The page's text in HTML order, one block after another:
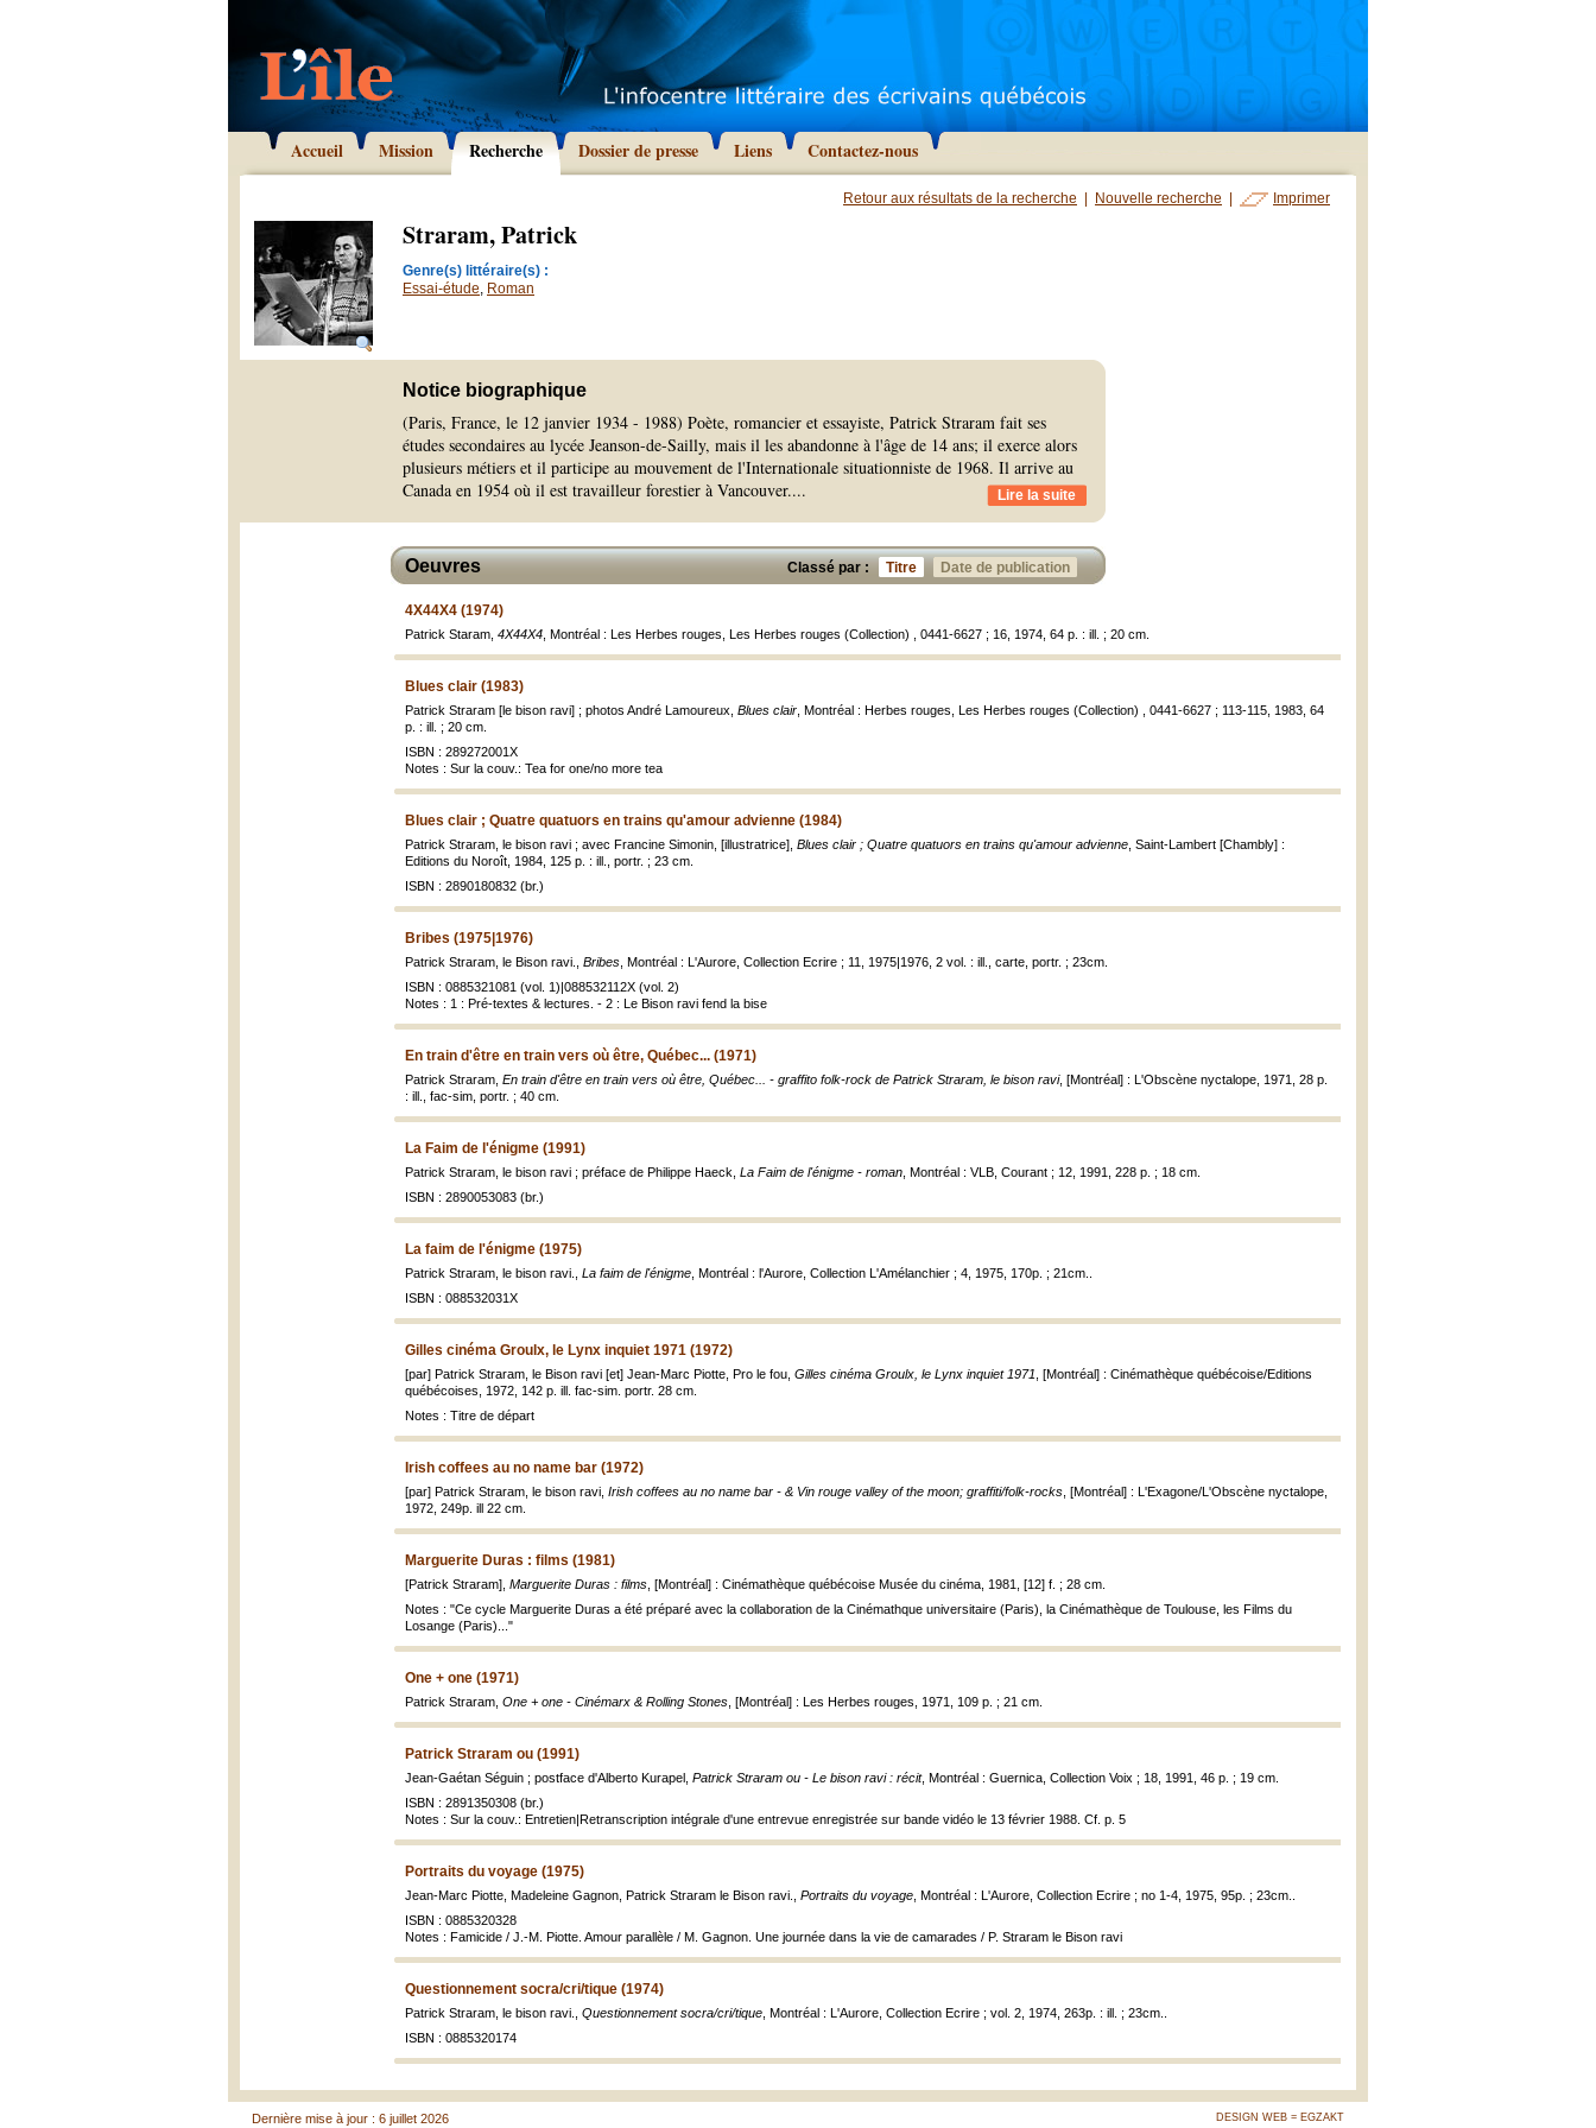
Accueil Mission Recherche Dossier de presse Liens Contactez-nous
Retour aux résultats de la recherche Nouvelle recherche Imprimer
Straram, Patrick
Genre(s) littéraire(s) :
Essai-étude, Roman
Notice biographique
(Paris, France, le 12 janvier 1934 - 1988) Poète, romancier et essayiste, Patrick Straram fait ses
études secondaires au lycée Jeanson-de-Sailly, mais il les abandonne à l'âge de 14 ans; il exerce alors
plusieurs métiers et il participe au mouvement de l'Internationale situationniste de 1968. Il arrive au
Canada en 1954 où il est travailleur forestier à Vancouver.... Lire la suite
Classé par : Titre Date de publication
Oeuvres
4X44X4 (1974)
Patrick Staram, 4X44X4 , Montréal : Les Herbes rouges, Les Herbes rouges (Collection) , 0441-6627 ; 16, 1974, 64 p. : ill. ; 20 cm.
Blues clair (1983)
Patrick Straram [le bison ravi] ; photos André Lamoureux, Blues clair , Montréal : Herbes rouges, Les Herbes rouges (Collection) , 0441-6627 ; 113-115, 1983, 64
p. : ill. ; 20 cm.
ISBN : 289272001X
Notes : Sur la couv.: Tea for one/no more tea
Blues clair ; Quatre quatuors en trains qu'amour advienne (1984)
Patrick Straram, le bison ravi ; avec Francine Simonin, [illustratrice], Blues clair ; Quatre quatuors en trains qu'amour advienne , Saint-Lambert [Chambly] :
Editions du Noroît, 1984, 125 p. : ill., portr. ; 23 cm.
ISBN : 2890180832 (br.)
Bribes (1975|1976)
Patrick Straram, le Bison ravi., Bribes , Montréal : L'Aurore, Collection Ecrire ; 11, 1975|1976, 2 vol. : ill., carte, portr. ; 23cm.
ISBN : 0885321081 (vol. 1)|088532112X (vol. 2)
Notes : 1 : Pré-textes & lectures. - 2 : Le Bison ravi fend la bise
En train d'être en train vers où être, Québec... (1971)
Patrick Straram, En train d'être en train vers où être, Québec... - graffito folk-rock de Patrick Straram, le bison ravi, [Montréal] : L'Obscène nyctalope, 1971, 28 p.
: ill., fac-sim, portr. ; 40 cm.
La Faim de l'énigme (1991)
Patrick Straram, le bison ravi ; préface de Philippe Haeck, La Faim de l'énigme - roman , Montréal : VLB, Courant ; 12, 1991, 228 p. ; 18 cm.
ISBN : 2890053083 (br.)
La faim de l'énigme (1975)
Patrick Straram, le bison ravi., La faim de l'énigme , Montréal : l'Aurore, Collection L'Amélanchier ; 4, 1975, 170p. ; 21cm..
ISBN : 088532031X
Gilles cinéma Groulx, le Lynx inquiet 1971 (1972)
[par] Patrick Straram, le Bison ravi [et] Jean-Marc Piotte, Pro le fou, Gilles cinéma Groulx, le Lynx inquiet 1971 , [Montréal] : Cinémathèque québécoise/Editions
québécoises, 1972, 142 p. ill. fac-sim. portr. 28 cm.
Notes : Titre de départ
Irish coffees au no name bar (1972)
[par] Patrick Straram, le bison ravi, Irish coffees au no name bar - & Vin rouge valley of the moon; graffiti/folk-rocks , [Montréal] : L'Exagone/L'Obscène nyctalope,
1972, 249p. ill 22 cm.
Marguerite Duras : films (1981)
[Patrick Straram], Marguerite Duras : films , [Montréal] : Cinémathèque québécoise Musée du cinéma, 1981, [12] f. ; 28 cm.
Notes : "Ce cycle Marguerite Duras a été préparé avec la collaboration de la Cinémathque universitaire (Paris), la Cinémathèque de Toulouse, les Films du
Losange (Paris)..."
One + one (1971)
Patrick Straram, One + one - Cinémarx & Rolling Stones , [Montréal] : Les Herbes rouges, 1971, 109 p. ; 21 cm.
Patrick Straram ou (1991)
Jean-Gaétan Séguin ; postface d'Alberto Kurapel, Patrick Straram ou - Le bison ravi : récit, Montréal : Guernica, Collection Voix ; 18, 1991, 46 p. ; 19 cm.
ISBN : 2891350308 (br.)
Notes : Sur la couv.: Entretien|Retranscription intégrale d'une entrevue enregistrée sur bande vidéo le 13 février 1988. Cf. p. 5
Portraits du voyage (1975)
Jean-Marc Piotte, Madeleine Gagnon, Patrick Straram le Bison ravi., Portraits du voyage , Montréal : L'Aurore, Collection Ecrire ; no 1-4, 1975, 95p. ; 23cm..
ISBN : 0885320328
Notes : Famicide / J.-M. Piotte. Amour parallèle / M. Gagnon. Une journée dans la vie de camarades / P. Straram le Bison ravi
Questionnement socra/cri/tique (1974)
Patrick Straram, le bison ravi., Questionnement socra/cri/tique , Montréal : L'Aurore, Collection Ecrire ; vol. 2, 1974, 263p. : ill. ; 23cm..
ISBN : 0885320174
DESIGN WEB = EGZAKT
Dernière mise à jour : 6 juillet 2026